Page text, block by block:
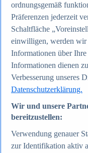
2025
Soziale
2025
Instagram -
Deutschland
Podcasts -
Internet
Weitere Themen
Social Media
Top Report
ordnungsgemäß
Präferenzen jederzeit
Schaltfläche
einwilligen, werden wir
Informationen über
Informationen dienen
Verbesserung unseres
Datenschutzerklärung.
Wir und unsere
bereitzustellen:
Verwendung genauer
zur Identifikation aktiv